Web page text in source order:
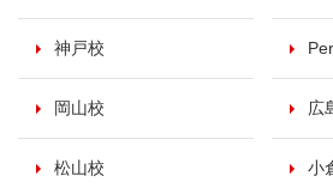
神戸校
岡山校 広
松山校 小